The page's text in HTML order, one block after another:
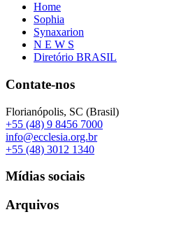
Home
Sophia
Synaxarion
N E W S
Diretório BRASIL
Contate-nos
Florianópolis, SC (Brasil)
+55 (48) 9 8456 7000
info@ecclesia.org.br
+55 (48) 3012 1340
Mídias sociais
Arquivos